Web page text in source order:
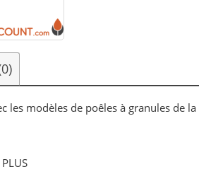
les modèles de poêles à granules de la